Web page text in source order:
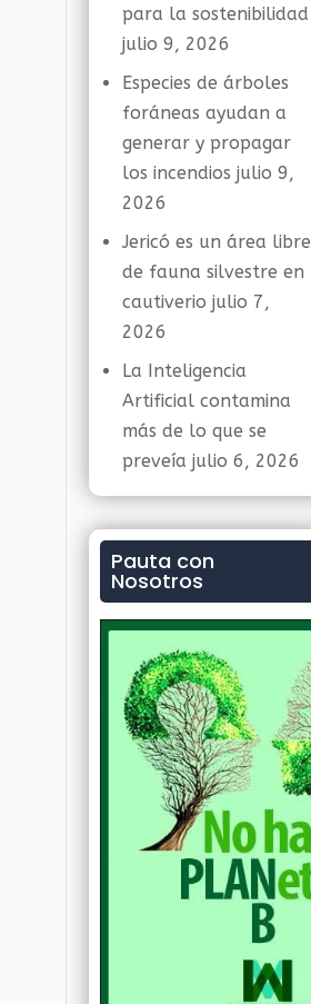
para la sostenibilidad
julio 9, 2026
Especies de árboles
foráneas ayudan a
generar y propagar
los incendios julio 9,
2026
Jericó es un área libre
de fauna silvestre en
cautiverio julio 7,
2026
La Inteligencia
Artificial contamina
más de lo que se
preveía julio 6, 2026
Pauta con
Nosotros